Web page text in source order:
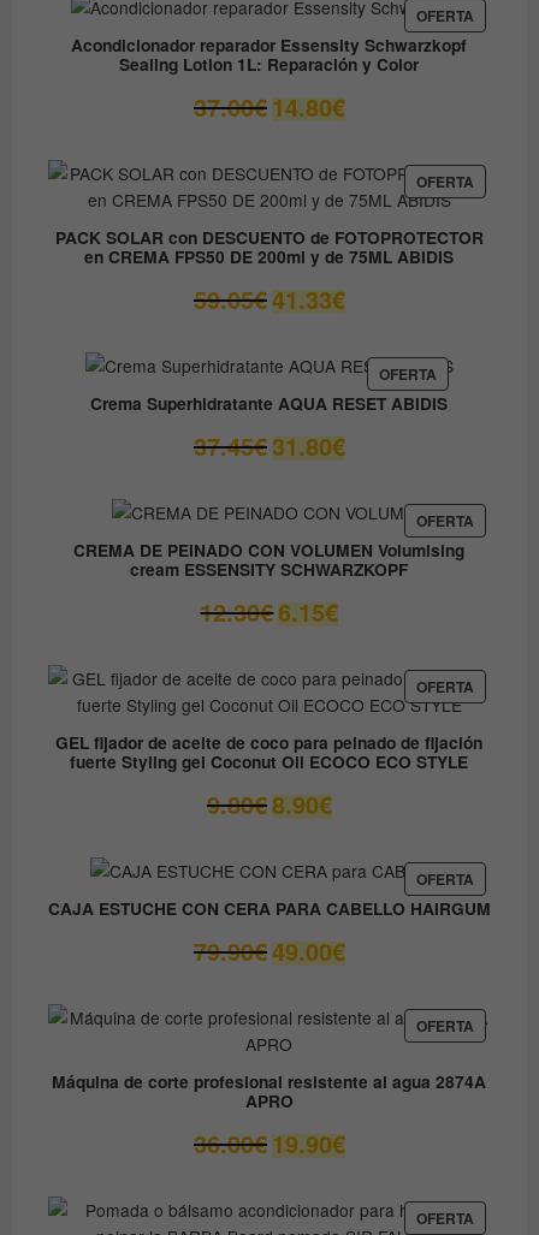
desde
9.60€
hasta
14.50€
OFERTA
EN
Acondicionador reparador Essensity Schwarzkopf
Sealing Lotion 1L: Reparación y Color
37.00€ El
precio
era:
37.00€.
14.80€El
precio
es:
14.80€.
OFERTA
EN
PACK SOLAR con DESCUENTO de FOTOPROTECTOR
en CREMA FPS50 DE 200ml y de 75ML ABIDIS
59.05€ El
precio
era:
59.05€.
41.33€El
precio
es:
41.33€.
OFERTAPRODUCTO
EN
Crema Superhidratante AQUA RESET ABIDIS
37.45€ El
precio
era:
37.45€.
31.80€El
precio
es:
31.80€.
OFERTA
EN
CREMA DE PEINADO CON VOLUMEN Volumising
cream ESSENSITY SCHWARZKOPF
12.30€El
precio
era:
12.30€.
6.15€El
precio
es:
6.15€.
OFERTA
EN
GEL fijador de aceite de coco para peinado de fijación
fuerte Styling gel Coconut Oil ECOCO ECO STYLE
9.80€ El
precio
era:
9.80€.
8.90€El
precio
es:
8.90€.
OFERTA
EN
CAJA ESTUCHE CON CERA PARA CABELLO HAIRGUM
79.90€ El
precio
era:
79.90€.
49.00€El
precio
es:
OFERTA
EN
Máquina de corte profesional resistente al agua 2874A
APRO
36.00€ El
precio
era:
19.90€El
precio
es:
OFERTA